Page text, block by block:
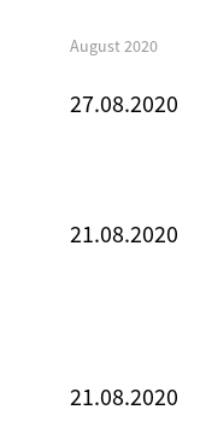
August 2020
27.08.2020
21.08.2020
21.08.2020